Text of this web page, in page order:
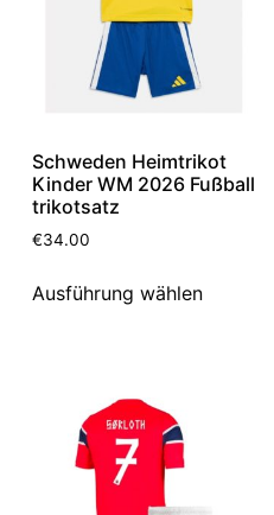
Schweden Heimtrikot
Kinder WM 2026 Fußball
trikotsatz
€34.00
Ausführung wählen